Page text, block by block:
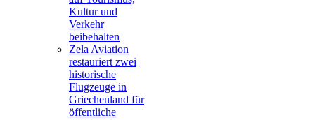
Kultur und
Verkehr
beibehalten
Zela Aviation
restauriert zwei
historische
Flugzeuge in
Griechenland für
öffentliche